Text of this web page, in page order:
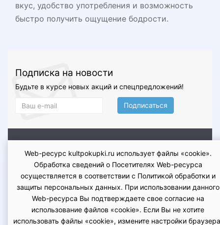
вкус, удобство употребления и возможность
быстро получить ощущение бодрости.
Подписка на новости
Будьте в курсе новых акций и спецпредложений!
Подписаться
обмена
Гарантия Контакты Оферта
Политика
конфиденциальности
Web-ресурс kultpokupki.ru использует файлы «cookie».
Обработка сведений о Посетителях Web-ресурса
осуществляется в соответствии с Политикой обработки и
защиты персональных данных. При использовании данного
Web-ресурса Вы подтверждаете свое согласие на
использование файлов «cookie». Если Вы не хотите
использовать файлы «cookie», измените настройки